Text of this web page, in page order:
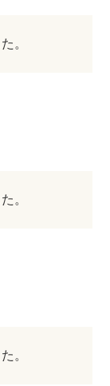
。
。
。